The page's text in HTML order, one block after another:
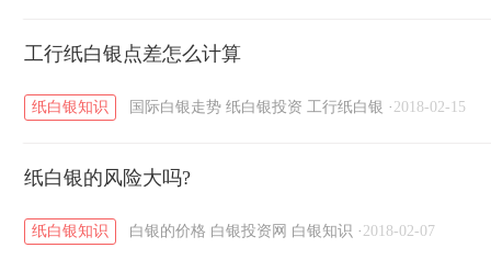
工行纸白银点差怎么计算
纸白银知识 国际白银走势 纸白银投资 工行纸白银 · 2018-02-15
纸白银的风险大吗?
纸白银知识 白银的价格 白银投资网 白银知识 · 2018-02-07